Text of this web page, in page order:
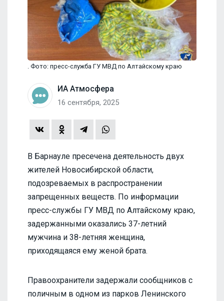
. Фото: пресс-служба ГУ МВД по Алтайскому краю
ИА Атмосфера
16 сентября, 2025
В Барнауле пресечена деятельность двух
жителей Новосибирской области,
подозреваемых в распространении
запрещенных веществ. По информации
пресс-службы ГУ МВД по Алтайскому краю,
задержанными оказались 37-летний
мужчина и 38-летняя женщина,
приходящаяся ему женой брата.
Правоохранители задержали сообщников с
поличным в одном из парков Ленинского